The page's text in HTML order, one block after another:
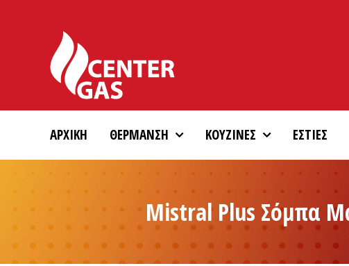
ΑΡΧΙΚΗ ΘΕΡΜΑΝΣΗ ΚΟΥΖΙΝΕΣ ΕΣΤΙΕΣ
Mistral Plus Σόμπα